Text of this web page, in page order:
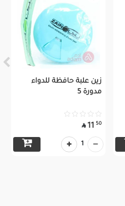
زين علبة حافظة للدواء
مدورة 5
50
11

1